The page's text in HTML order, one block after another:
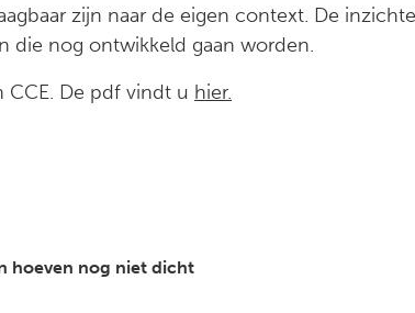
zijn naar de eigen context. De
die nog ontwikkeld gaan worden.
CCE. De pdf vindt u hier.
hoeven nog niet dicht